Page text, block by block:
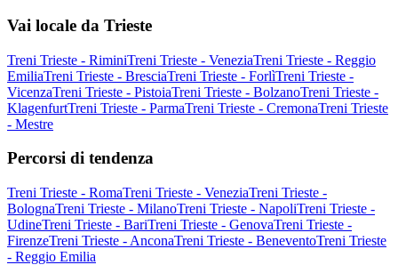
Vai locale da Trieste
Treni Trieste - RiminiTreni Trieste - VeneziaTreni Trieste - Reggio
EmiliaTreni Trieste - BresciaTreni Trieste - ForlìTreni Trieste -
VicenzaTreni Trieste - PistoiaTreni Trieste - BolzanoTreni Trieste -
KlagenfurtTreni Trieste - ParmaTreni Trieste - CremonaTreni Trieste
- Mestre
Percorsi di tendenza
Treni Trieste - RomaTreni Trieste - VeneziaTreni Trieste -
BolognaTreni Trieste - MilanoTreni Trieste - NapoliTreni Trieste -
UdineTreni Trieste - BariTreni Trieste - GenovaTreni Trieste -
FirenzeTreni Trieste - AnconaTreni Trieste - BeneventoTreni Trieste
- Reggio Emilia